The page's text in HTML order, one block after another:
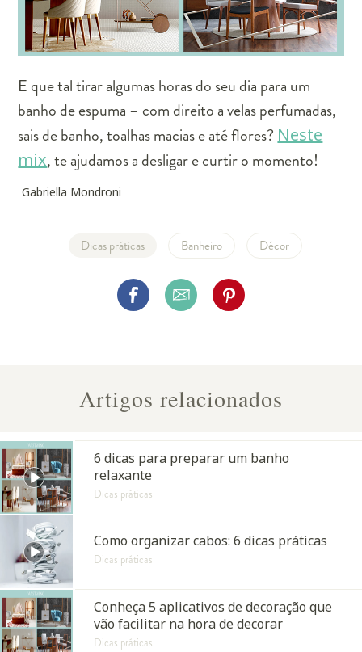
E que tal tirar algumas horas do seu dia para um
banho de espuma – com direito a velas perfumadas,
sais de banho, toalhas macias e até flores?Neste
mix, te ajudamos a desligar e curtir o momento!
Gabriella Mondroni
Dicas práticas Banheiro Décor
Artigos relacionados
6 dicas para preparar um banho
relaxante
Dicas práticas
Como organizar cabos: 6 dicas práticas
Dicas práticas
Conheça 5 aplicativos de decoração que
vão facilitar na hora de decorar
Dicas práticas